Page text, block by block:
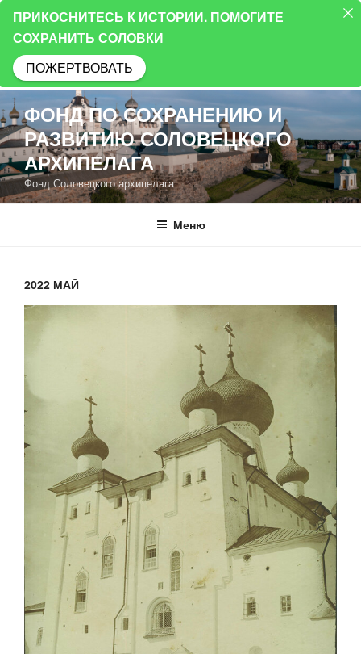
Перейти
к
содержимому
ФОНД ПО СОХРАНЕНИЮ И
РАЗВИТИЮ СОЛОВЕЦКОГО
АРХИПЕЛАГА
Фонд Соловецкого архипелага
Меню
2022 МАЙ
ПРИКОСНИТЕСЬ К ИСТОРИИ. ПОМОГИТЕ
СОХРАНИТЬ СОЛОВКИ
ПОЖЕРТВОВАТЬ